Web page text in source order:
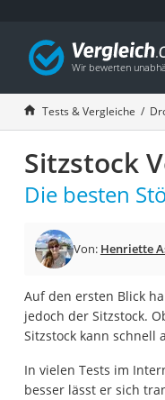
Tests & Vergleiche
Sitzstock
Die besten
Von: Henriette
Auf den ersten Blick
jedoch der Sitzstock.
Sitzstock kann schnell
In vielen Tests im
besser lässt er sich